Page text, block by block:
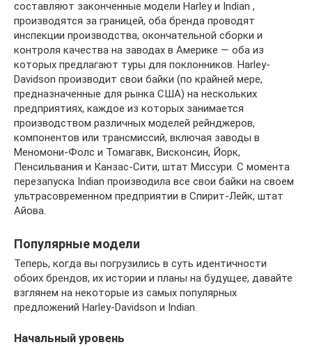
составляют законченные модели Harley и Indian ,
производятся за границей, оба бренда проводят
инспекции производства, окончательной сборки и
контроля качества на заводах в Америке — оба из
которых предлагают туры для поклонников. Harley-
Davidson производит свои байки (по крайней мере,
предназначенные для рынка США) на нескольких
предприятиях, каждое из которых занимается
производством различных моделей рейнджеров,
компонентов или трансмиссий, включая заводы в
Меномони-Фолс и Томагавк, Висконсин, Йорк,
Пенсильвания и Канзас-Сити, штат Миссури. С момента
перезапуска Indian производила все свои байки на своем
ультрасовременном предприятии в Спирит-Лейк, штат
Айова.
Популярные модели
Теперь, когда вы погрузились в суть идентичности
обоих брендов, их истории и планы на будущее, давайте
взглянем на некоторые из самых популярных
предложений Harley-Davidson и Indian.
Начальный уровень